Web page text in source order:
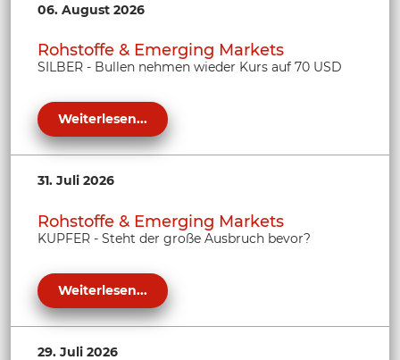
06. August 2026
Rohstoffe & Emerging Markets
SILBER - Bullen nehmen wieder Kurs auf 70 USD
Weiterlesen...
31. Juli 2026
Rohstoffe & Emerging Markets
KUPFER - Steht der große Ausbruch bevor?
Weiterlesen...
29. Juli 2026